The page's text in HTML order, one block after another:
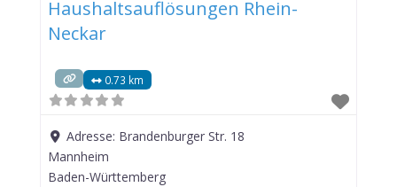
Haushaltsauflösungen Rhein-
Neckar
0.73 km
Adresse: Brandenburger Str. 18
Mannheim
Baden-Württemberg